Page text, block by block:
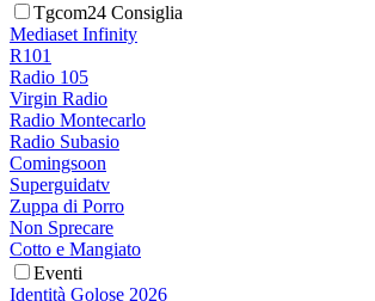
Tgcom24 Consiglia
Mediaset Infinity
R101
Radio 105
Virgin Radio
Radio Montecarlo
Radio Subasio
Comingsoon
Superguidatv
Zuppa di Porro
Non Sprecare
Cotto e Mangiato
Eventi
Identità Golose 2026